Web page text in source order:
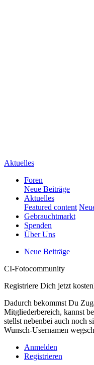
Aktuelles
Foren
Neue Beiträge
Aktuelles
Featured content
Gebrauchtmarkt
Spenden
Über Uns
Neue Beiträge
CI-Fotocommunity
Registriere Dich jetzt
Dadurch bekommst Du
Mitgliederbereich, kannst
stellst nebenbei auch noch
Wunsch-Usernamen
Anmelden
Registrieren